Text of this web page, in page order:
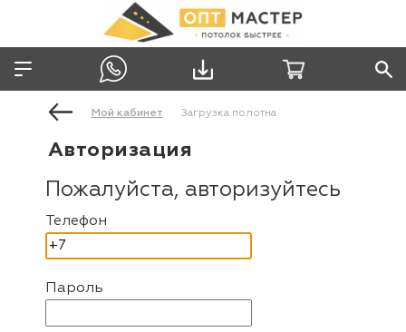
Мой кабинет Загрузка полотна
Авторизация
Пожалуйста, авторизуйтесь
Телефон
Пароль